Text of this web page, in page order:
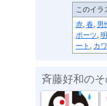
このイラ
赤, 春, 男
ポーツ,
ート , カ
斉藤好和の
傘がない